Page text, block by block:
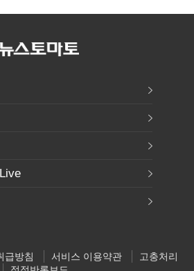
안 시험대'
추가"
급방침 서비스 이용약관
고충처리